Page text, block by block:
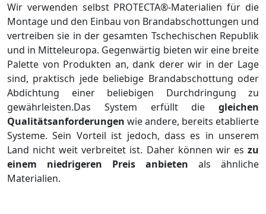
Wir verwenden selbst PROTECTA®-Materialien für die
Montage und den Einbau von Brandabschottungen und
vertreiben sie in der gesamten Tschechischen Republik
und in Mitteleuropa. Gegenwärtig bieten wir eine breite
Palette von Produkten an, dank derer wir in der Lage
sind, praktisch jede beliebige Brandabschottung oder
Abdichtung einer beliebigen Durchdringung zu
gewährleisten.Das System erfüllt die gleichen
Qualitätsanforderungen wie andere, bereits etablierte
Systeme. Sein Vorteil ist jedoch, dass es in unserem
Land nicht weit verbreitet ist. Daher können wir es zu
einem niedrigeren Preis anbieten als ähnliche
Materialien.